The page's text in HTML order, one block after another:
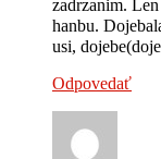
zadrzanim.
hanbu.
usi,
Odpovedať